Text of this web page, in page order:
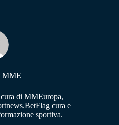
MME
di MMEuropa,
cura e
sportiva.